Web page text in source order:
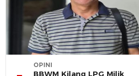
OPINI
BBWM Kilang LPG Milik